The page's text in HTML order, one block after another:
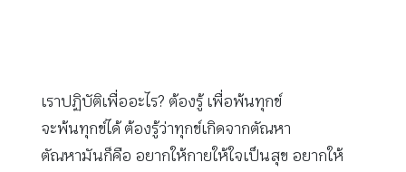
เราปฏิบัติเพื่ออะไร? ต้องรู้ เพื่อพ้นทุกข์
จะพ้นทุกข์ได้ ต้องรู้ว่าทุกข์เกิดจากตัณหา
ตัณหามันก็คือ อยากให้กายให้ใจเป็นสุข อยากให้